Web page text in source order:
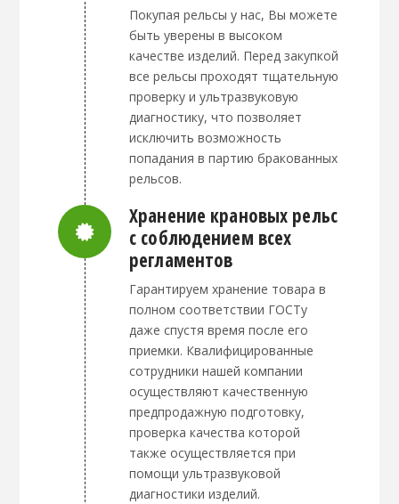
Покупая рельсы у нас, Вы можете
быть уверены в высоком
качестве изделий. Перед закупкой
все рельсы проходят тщательную
проверку и ультразвуковую
диагностику, что позволяет
исключить возможность
попадания в партию бракованных
рельсов.
Connector.
Хранение крановых рельс
с соблюдением всех
регламентов
Гарантируем хранение товара в
полном соответствии ГОСТу
даже спустя время после его
приемки. Квалифицированные
сотрудники нашей компании
осуществляют качественную
предпродажную подготовку,
проверка качества которой
также осуществляется при
помощи ультразвуковой
диагностики изделий.